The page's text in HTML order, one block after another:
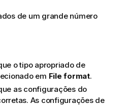
de um grande número
o tipo apropriado de
em File format.
as configurações do
As configurações de